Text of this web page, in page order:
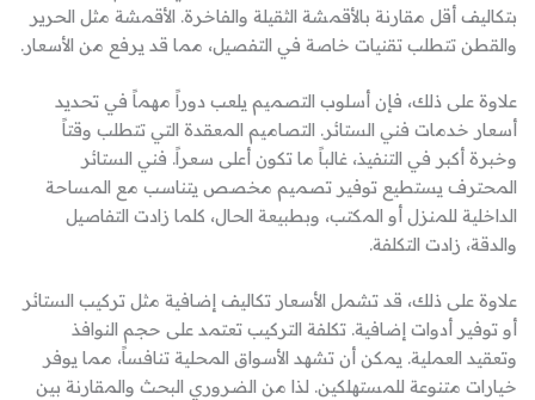
بتكاليف أقل مقارنة بالأقمشة الثقيلة والفاخرة. الأقمشة مثل الحرير
والقطن تتطلب تقنيات خاصة في التفصيل، مما قد يرفع من الأسعار.
علاوة على ذلك، فإن أسلوب التصميم يلعب دوراً مهماً في تحديد
أسعار خدمات فني الستائر. التصاميم المعقدة التي تتطلب وقتاً
وخبرة أكبر في التنفيذ، غالباً ما تكون أعلى سعراً. فني الستائر
المحترف يستطيع توفير تصميم مخصص يتناسب مع المساحة
الداخلية للمنزل أو المكتب، وبطبيعة الحال، كلما زادت التفاصيل
والدقة، زادت التكلفة.
علاوة على ذلك، قد تشمل الأسعار تكاليف إضافية مثل تركيب الستائر
أو توفير أدوات إضافية. تكلفة التركيب تعتمد على حجم النوافذ
وتعقيد العملية. يمكن أن تشهد الأسواق المحلية تنافساً، مما يوفر
خيارات متنوعة للمستهلكين. لذا من الضروري البحث والمقارنة بين